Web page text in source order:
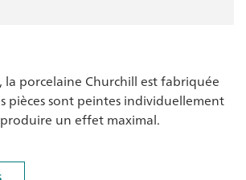
la porcelaine Churchill est fabriquée
pièces sont peintes individuellement
un effet maximal.